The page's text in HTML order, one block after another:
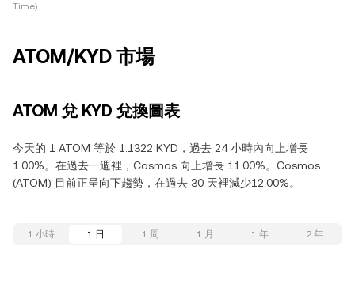
Time)
ATOM/KYD 市場
ATOM 兌 KYD 兌換圖表
今天的 1 ATOM 等於 1.1322 KYD，過去 24 小時內向上增長
1.00%。在過去一週裡，Cosmos 向上增長 11.00%。Cosmos
(ATOM) 目前正呈向下趨勢，在過去 30 天裡減少12.00%。
1 小時 1 日 1 周 1 月 1 年 2 年